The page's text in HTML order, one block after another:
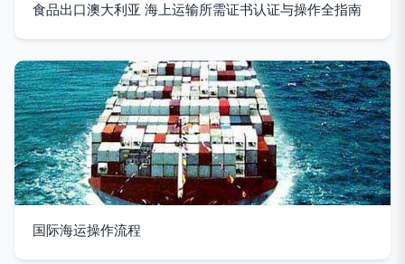
食品出口澳大利亚 海上运输所需证书认证与操作全指南
国际海运操作流程